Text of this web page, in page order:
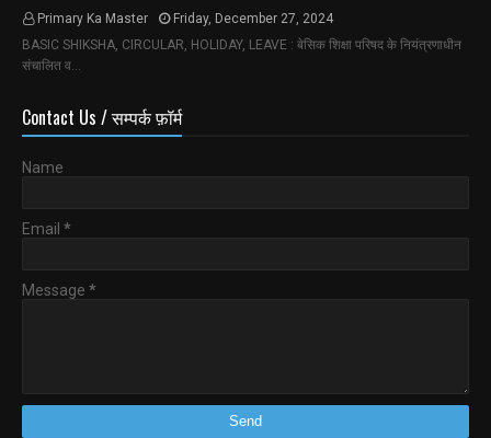
Primary Ka Master
Friday, December 27, 2024
BASIC SHIKSHA, CIRCULAR, HOLIDAY, LEAVE : बेसिक शिक्षा परिषद के नियंत्रणाधीन
संचालित व…
Contact Us / सम्पर्क फ़ॉर्म
Name
Email *
Message *